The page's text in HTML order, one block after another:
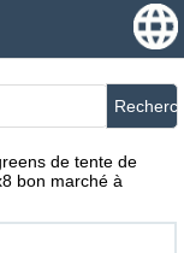
de tente de
bon marché à